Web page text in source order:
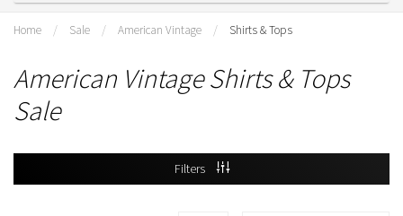
Home / Sale / American Vintage / Shirts & Tops
American Vintage Shirts & Tops
Sale
Filters